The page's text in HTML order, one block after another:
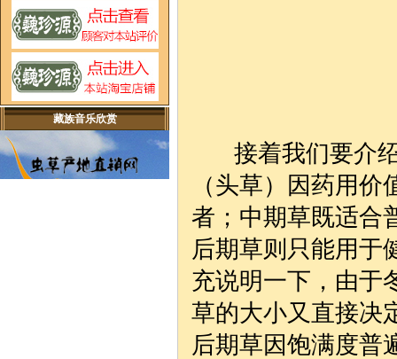
藏族音乐欣赏
接着我们要介绍
（头草）因药用
者；中期草既适合
后期草则只能用于
充说明一下，由于
草的大小又直接决
后期草因饱满度普